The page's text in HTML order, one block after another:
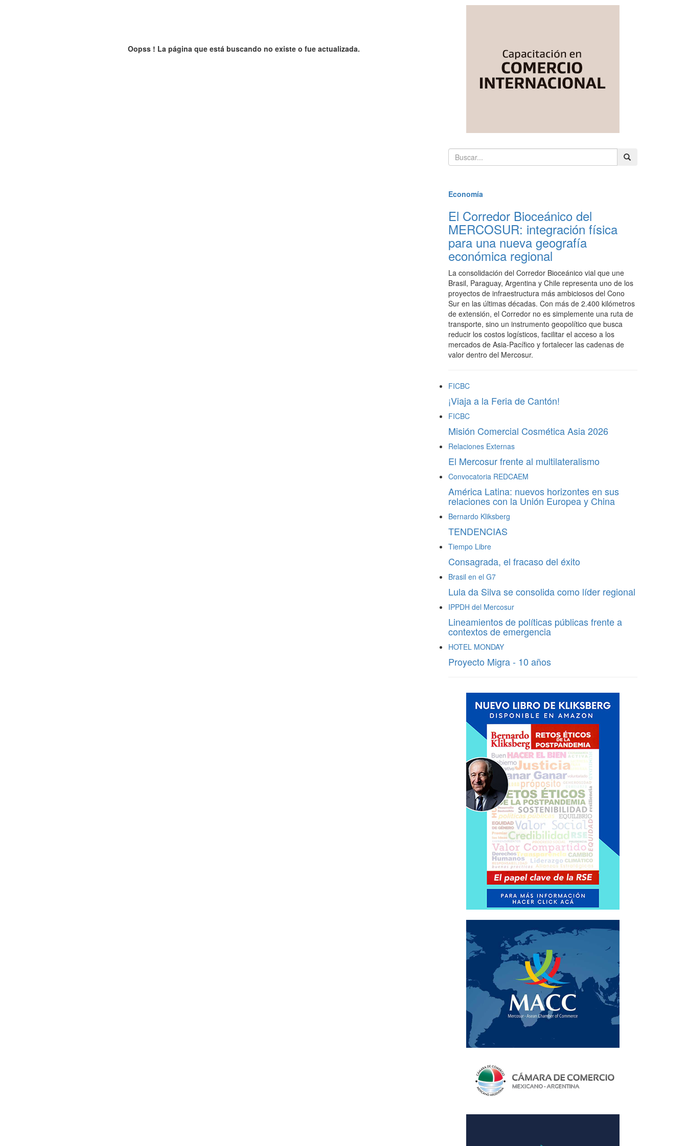
Oopss ! La página que está buscando no existe o fue actualizada.
Economía
El Corredor Bioceánico del
MERCOSUR: integración física
para una nueva geografía
económica regional
La consolidación del Corredor Bioceánico vial que une
Brasil, Paraguay, Argentina y Chile representa uno de los
proyectos de infraestructura más ambiciosos del Cono
Sur en las últimas décadas. Con más de 2.400 kilómetros
de extensión, el Corredor no es simplemente una ruta de
transporte, sino un instrumento geopolítico que busca
reducir los costos logísticos, facilitar el acceso a los
mercados de Asia-Pacífico y fortalecer las cadenas de
valor dentro del Mercosur.
FICBC
¡Viaja a la Feria de Cantón!
FICBC
Misión Comercial Cosmética Asia 2026
Relaciones Externas
El Mercosur frente al multilateralismo
Convocatoria REDCAEM
América Latina: nuevos horizontes en sus
relaciones con la Unión Europea y China
Bernardo Kliksberg
TENDENCIAS
Tiempo Libre
Consagrada, el fracaso del éxito
Brasil en el G7
Lula da Silva se consolida como líder regional
IPPDH del Mercosur
Lineamientos de políticas públicas frente a
contextos de emergencia
HOTEL MONDAY
Proyecto Migra - 10 años